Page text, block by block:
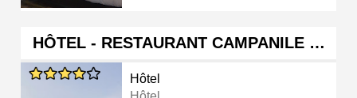
HÔTEL - RESTAURANT CAMPANILE …
Hôtel